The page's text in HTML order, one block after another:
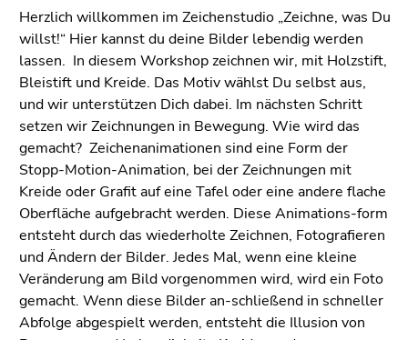
(Zugriffstaste
2)
Zur
Hauptnavigation
(Zugriffstaste
3)
Zur
Unternavigation
(Zugriffstaste
4)
Zu
den
Zusatzinformationen
(Zugriffstaste
5)
Herzlich willkommen im Zeichenstudio „Zeichne, was Du
willst!“ Hier kannst du deine Bilder lebendig werden
lassen. In diesem Workshop zeichnen wir, mit Holzstift,
Bleistift und Kreide. Das Motiv wählst Du selbst aus,
und wir unterstützen Dich dabei. Im nächsten Schritt
setzen wir Zeichnungen in Bewegung. Wie wird das
gemacht? Zeichenanimationen sind eine Form der
Stopp-Motion-Animation, bei der Zeichnungen mit
Kreide oder Grafit auf eine Tafel oder eine andere flache
Oberfläche aufgebracht werden. Diese Animations-form
entsteht durch das wiederholte Zeichnen, Fotografieren
und Ändern der Bilder. Jedes Mal, wenn eine kleine
Veränderung am Bild vorgenommen wird, wird ein Foto
gemacht. Wenn diese Bilder an-schließend in schneller
Abfolge abgespielt werden, entsteht die Illusion von